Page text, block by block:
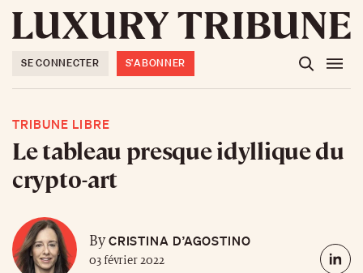
SE CONNECTER S'ABONNER
TRIBUNE LIBRE
Le tableau presque idyllique du
crypto-art
ByCRISTINA D’AGOSTINO
03 février 2022